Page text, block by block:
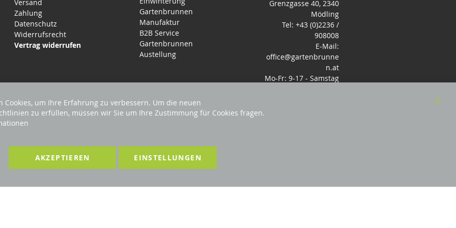
Versand
Zahlung
Datenschutz
Widerrufsrecht
Vertrag widerrufen
Gartenbrunnen
Manufaktur
B2B Service
Gartenbrunnen
Austellung
Grenzgasse 40, 2340
Mödling
Tel: +43 (0)2236 /
908008
E-Mail:
office@gartenbrunne
n.at
Mo-Fr: 9-17 - Samstag
Cookies, um Ihre Erfahrung zu verbessern. Um die neuen
zu erfüllen, müssen wir Sie um Ihre Zustimmung für Cookies fragen.
AKZEPTIEREN EINSTELLUNGEN